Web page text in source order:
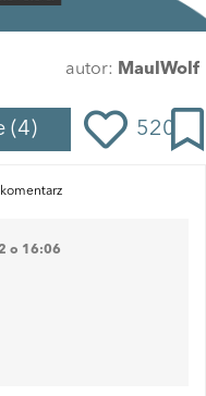
autor: MaulWolf
(4) 520
o 16:06